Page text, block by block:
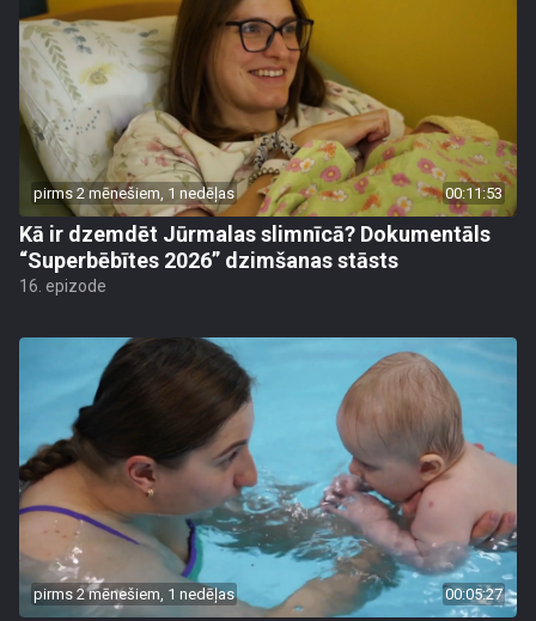
pirms 2 mēnešiem, 1 nedēļas 00:11:53
Kā ir dzemdēt Jūrmalas slimnīcā? Dokumentāls
“Superbēbītes 2026” dzimšanas stāsts
16. epizode
pirms 2 mēnešiem, 1 nedēļas 00:05:27